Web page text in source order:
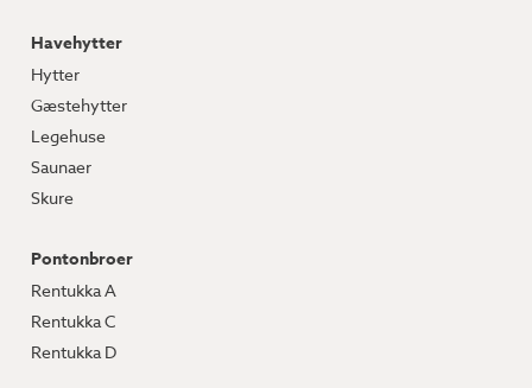
Havehytter
Hytter
Gæstehytter
Legehuse
Saunaer
Skure
Pontonbroer
Rentukka A
Rentukka C
Rentukka D